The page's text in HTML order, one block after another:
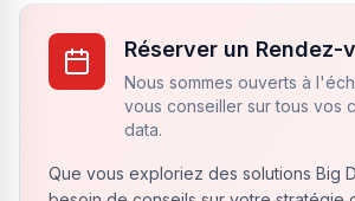
Réserver un Rendez-
Nous sommes ouverts à
vous conseiller sur tous vos
data.
Que vous exploriez des solutions Big